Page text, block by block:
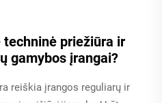
priežiūra ir
gamybos įrangai?
reiškia įrangos reguliarų ir